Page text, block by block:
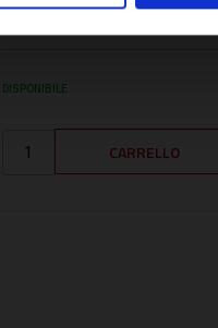
145,30€
DISPONIBILE